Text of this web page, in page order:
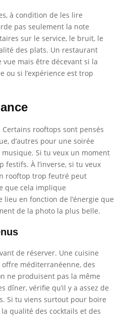
à condition de les lire
pas seulement la note
sur le service, le bruit, le
des plats. Un restaurant
mais être décevant si la
ou si l’expérience est trop
Certains rooftops sont pensés
d’autres pour une soirée
Si tu veux un moment
festifs. À l’inverse, si tu veux
rooftop trop feutré peut
que cela implique
lieu en fonction de l’énergie que
de la photo la plus belle.
de réserver. Une cuisine
méditerranéenne, des
ne produisent pas la même
dîner, vérifie qu’il y a assez de
Si tu viens surtout pour boire
qualité des cocktails et des